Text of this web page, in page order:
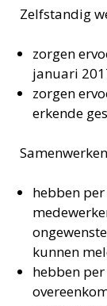
Zelfstandig
zorgen
januari
zorgen
erkende
hebben
kunnen
hebben